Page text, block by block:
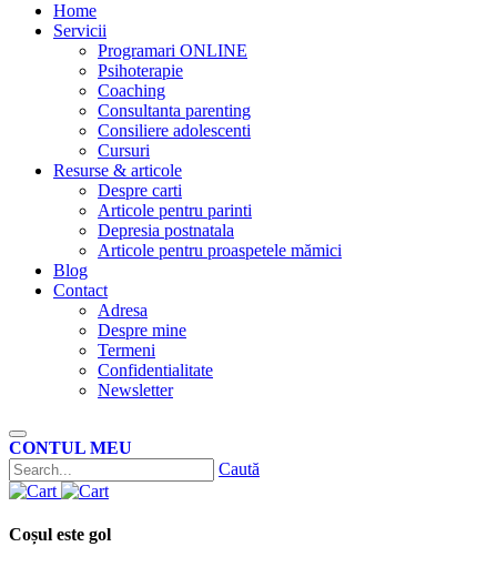
Home
Servicii
Programari ONLINE
Psihoterapie
Coaching
Consultanta parenting
Consiliere adolescenti
Cursuri
Resurse & articole
Despre carti
Articole pentru parinti
Depresia postnatala
Articole pentru proaspetele mămici
Blog
Contact
Adresa
Despre mine
Termeni
Confidentialitate
Newsletter
CONTUL MEU
Caută
Coșul este gol